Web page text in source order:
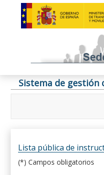
Sistema de gestión
Lista pública de
(*) Campos obligatorios